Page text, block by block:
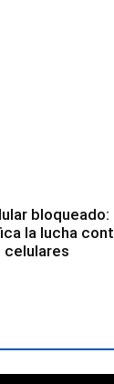
la lucha
celulares